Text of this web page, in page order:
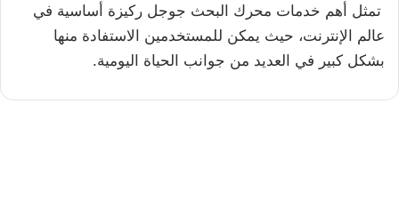
تمثل أهم خدمات محرك البحث جوجل ركيزة أساسية في
عالم الإنترنت، حيث يمكن للمستخدمين الاستفادة منها
بشكل كبير في العديد من جوانب الحياة اليومية.